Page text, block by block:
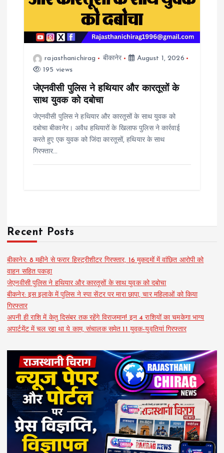
rajasthanichirag बीकानेर
August 1, 2026
195 views
जेएनवीसी पुलिस ने हथियार और कारतूसों के
साथ युवक को दबोचा
जेएनवीसी पुलिस ने हथियार और कारतूसों के साथ युवक को
दबोचा बीकानेर। अवैध हथियारों के खिलाफ पुलिस ने कार्रवाई
करते हुए एक युवक को जिंदा कारतूसों, हथियार के साथ
गिरफ्तार…
Recent Posts
बीकानेर: 8 महीने से फरार हिस्ट्रीशीटर गिरफ्तार, 16 मुकदमों में वांछित आरोपी को
वाहन सहित पकड़ा
जेएनवीसी पुलिस ने हथियार और कारतूसों के साथ युवक को दबोचा
बीकनेर: इस इलाके में पुलिस ने स्पा सेंटर पर मारा छापा, चार महिलाओं को किया
गिरफ्तार
अपनी ही राशि में केतु दिसंबर तक रहेंगे विराजमान! इन 4 राशियों का चमकेगा भाग्य
अपार्टमेंट में चल रहा था ये काम, संचालक समेत 11 युवक-युवतियां गिरफ्तार